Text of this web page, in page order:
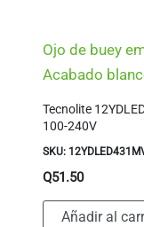
Ojo de buey
Acabado
Tecnolite
100-240V
SKU:
Q51.50
Añadir al